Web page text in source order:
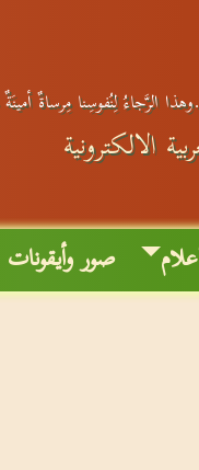
الرَّجاءُ لِنُفوسِنا مِرساةٌ
الالكترونية
صور وأيقونات